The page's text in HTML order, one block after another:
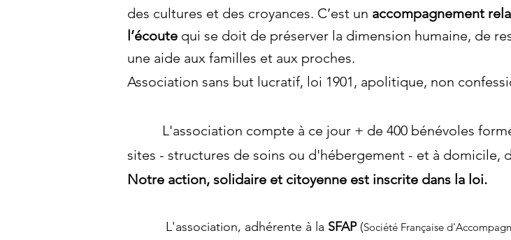
des cultures et des croyances. C’est un accompagnement
l’écoute qui se doit de préserver la dimension humaine, de
une aide aux familles et aux proches.
Association sans but lucratif, loi 1901, apolitique, non
L'association compte à ce jour + de 400 bénévoles
sites - structures de soins ou d'hébergement - et à domicile,
Notre action, solidaire et citoyenne est inscrite dans la loi.
L'association, adhérente à la SFAP(Société Française